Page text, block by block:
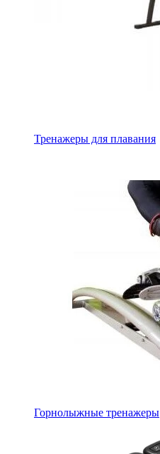
Тренажеры для плавания
Горнолыжные тренажеры